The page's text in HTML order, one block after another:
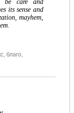
be care and
its sense and
mayhem,
, благо,